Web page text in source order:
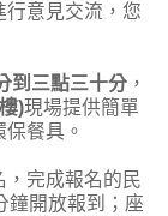
行意見交流，您
到三點三十分 ，
)現場提供簡單
餐具。
，完成報名的民
鐘開放報到；座